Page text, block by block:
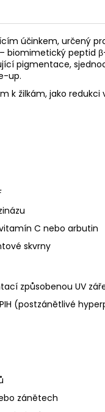
účinkem, určený
biomimetický peptid
pigmentace,
up.
k žilkám, jako
C nebo arbutin
skvrny
způsobenou UV
(postzánětlivé
zánětech